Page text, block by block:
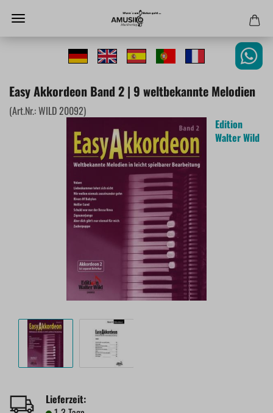
Easy Akkordeon Band 2 | 9 weltbekannte Melodien
(Art.Nr.:WILD 20092)
Edition
Walter Wild
Lieferzeit: